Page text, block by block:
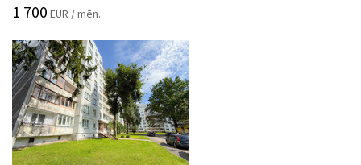
1 700 EUR / mēn.